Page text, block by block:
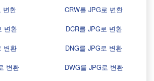
변환
CRW를 JPG로 변환
변환
DCR를 JPG로 변환
변환
DNG를 JPG로 변환
변환
DWG를 JPG로 변환